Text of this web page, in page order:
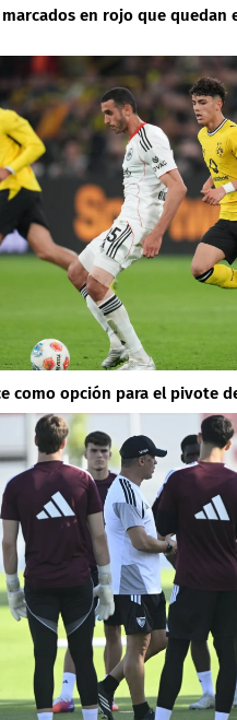
en rojo que quedan
como opción para el pivote